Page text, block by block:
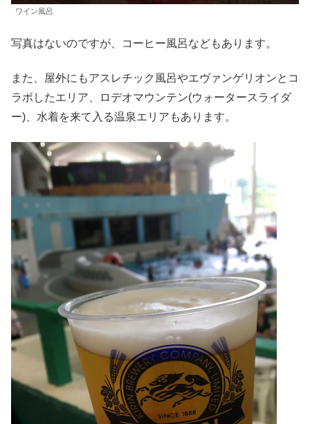
ワイン風呂
写真はないのですが、コーヒー風呂などもあります。
また、屋外にもアスレチック風呂やエヴァンゲリオンとコ
ラボしたエリア、ロデオマウンテン(ウォータースライダ
ー)、水着を来て入る温泉エリアもあります。